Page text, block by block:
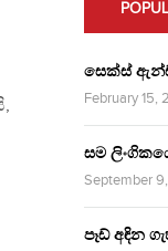
සෙක්ස් ඇන්ඩ්
February 15,
සම
September
පෑඩ් අඳින